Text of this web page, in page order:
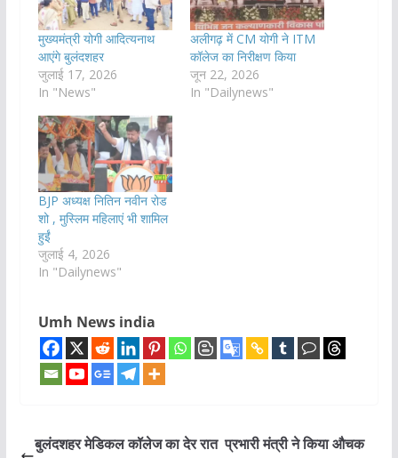
मुख्यमंत्री योगी आदित्यनाथ
आएंगे बुलंदशहर
जुलाई 17, 2026
In "News"
अलीगढ़ में CM योगी ने ITM
कॉलेज का निरीक्षण किया
जून 22, 2026
In "Dailynews"
BJP अध्यक्ष नितिन नवीन रोड
शो , मुस्लिम महिलाएं भी शामिल
हुईं
जुलाई 4, 2026
In "Dailynews"
Umh News india
बुलंदशहर मेडिकल कॉलेज का देर रात प्रभारी मंत्री ने किया औचक